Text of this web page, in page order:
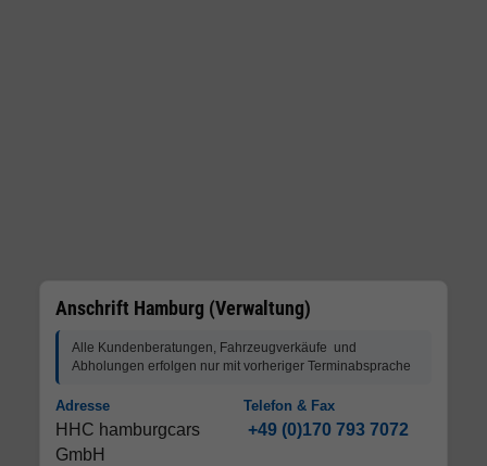
Anschrift Hamburg (Verwaltung)
Alle Kundenberatungen, Fahrzeugverkäufe und
Abholungen erfolgen nur mit vorheriger Terminabsprache
Adresse
HHC hamburgcars
GmbH
Telefon & Fax
+49 (0)170 793 7072